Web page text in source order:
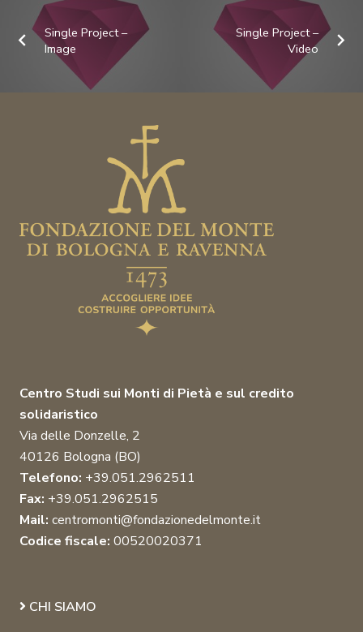
Single Project –
Image
Single Project –
Video
Centro Studi sui Monti di Pietà e sul credito
solidaristico
Via delle Donzelle, 2
40126 Bologna (BO)
Telefono: +39.051.2962511
Fax: +39.051.2962515
Mail: centromonti@fondazionedelmonte.it
Codice fiscale: 00520020371
CHI SIAMO